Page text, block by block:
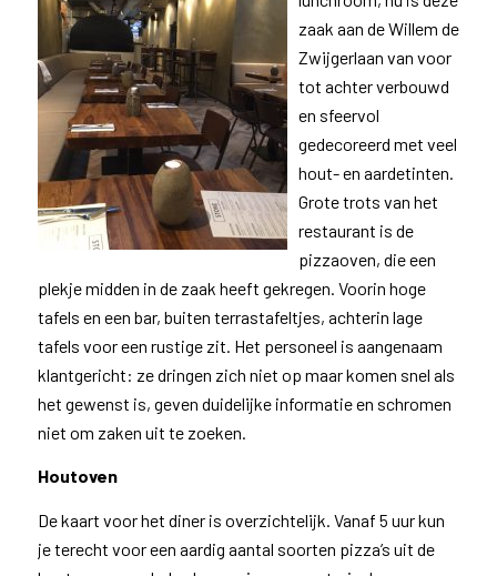
zaak aan de Willem de
Zwijgerlaan van voor
tot achter verbouwd
en sfeervol
gedecoreerd met veel
hout- en aardetinten.
Grote trots van het
restaurant is de
pizzaoven, die een
plekje midden in de zaak heeft gekregen. Voorin hoge
tafels en een bar, buiten terrastafeltjes, achterin lage
tafels voor een rustige zit. Het personeel is aangenaam
klantgericht: ze dringen zich niet op maar komen snel als
het gewenst is, geven duidelijke informatie en schromen
niet om zaken uit te zoeken.
Houtoven
De kaart voor het diner is overzichtelijk. Vanaf 5 uur kun
je terecht voor een aardig aantal soorten pizza’s uit de